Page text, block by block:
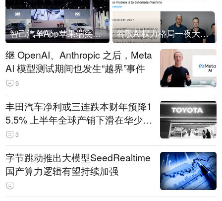
智己汽车App苹果端突然“下架” 谷歌AI权力格局一夜大洗牌
继 OpenAI、Anthropic 之后，Meta
AI 模型测试期间也发生“越界”事件
9
丰田汽车净利或三连跌本财年预降1
5.5% 上半年全球产销下滑在华少卖
14.3万辆
3
字节跳动推出大模型SeedRealtime
国产算力逻辑有望持续加强